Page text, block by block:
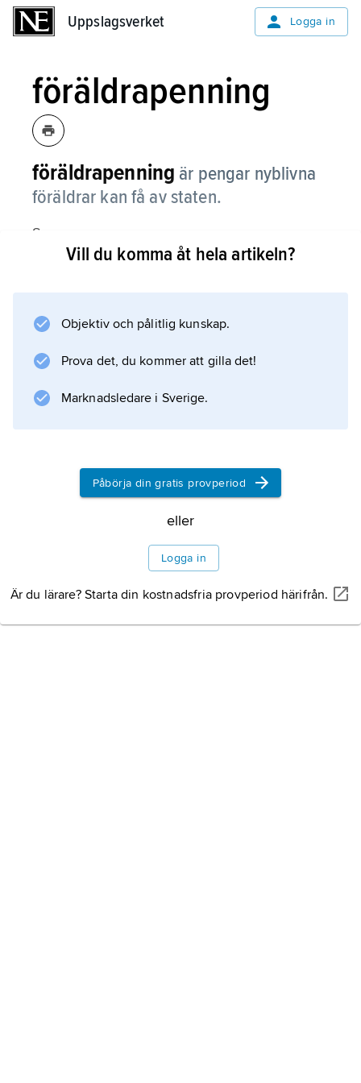
Uppslagsverket Logga in
föräldrapenning
föräldrapenning är pengar nyblivna
föräldrar kan få av staten.
Se
föräldraförsäkring
Information om artikeln
Vill du komma åt hela artikeln?
Objektiv och pålitlig kunskap.
Prova det, du kommer att gilla det!
Marknadsledare i Sverige.
Påbörja din gratis provperiod
eller
Logga in
Är du lärare? Starta din kostnadsfria provperiod härifrån.